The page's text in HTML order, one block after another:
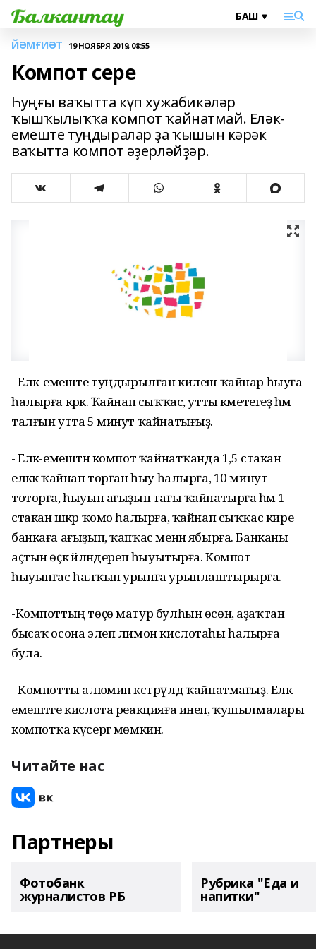
ЙӘМҒИӘТ 19 НОЯБРЯ 2019, 08:55
Компот сере
Һуңғы ваҡытта күп хужабикәләр
ҡышҡылыҡҡа компот ҡайнатмай. Еләк-
емеште туңдыралар ҙа ҡышын кәрәк
ваҡытта компот әҙерләйҙәр.
- Еләк-емеште туңдырылған килеш ҡайнар һыуға
һалырға кәрәк. Ҡайнап сыҡҡас, утты кәметегеҙ һәм
талғын утта 5 минут ҡайнатығыҙ.
- Еләк-емештән компот ҡайнатҡанда 1,5 стакан
еләккә ҡайнап торған һыу һалырға, 10 минут
тоторға, һыуын ағыҙып тағы ҡайнатырға һәм 1
стакан шәкәр ҡомо һалырға, ҡайнап сыҡҡас кире
банкаға ағыҙып, ҡапҡас менән ябырға. Банканы
аҫтын өҫкә әйләндереп һыуытырға. Компот
һыуынғас һалҡын урынға урынлаштырырға.
-Компоттың төҫө матур булһын өсөн, аҙаҡтан
бысаҡ осона элеп лимон кислотаһы һалырға
була.
- Компотты алюмин кәстрүлдә ҡайнатмағыҙ. Еләк-
емештәге кислота реакцияға инеп, ҡушылмалары
компотҡа күсергә мөмкин.
Читайте нас
Партнеры
Фотобанк
журналистов РБ
Рубрика "Еда и
напитки"